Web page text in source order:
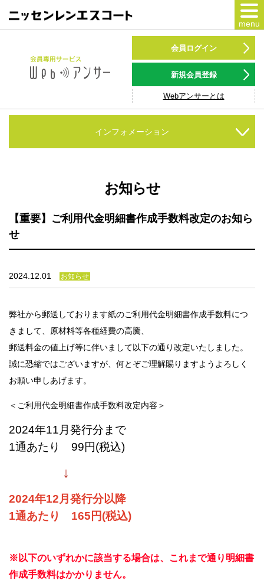
menu
カードをつかう
NSポイント
キャンペーン
サービス
加盟店のみなさま
会員ログイン
新規会員登録
Webアンサーとは
インフォメーション
お知らせ
【重要】ご利用代金明細書作成手数料改定のお知ら
せ
2024.12.01 お知らせ
弊社から郵送しております紙のご利用代金明細書作成手数料につ
きまして、原材料等各種経費の高騰、
郵送料金の値上げ等に伴いまして以下の通り改定いたしました。
誠に恐縮ではございますが、何とぞご理解賜りますようよろしく
お願い申しあげます。
＜ご利用代金明細書作成手数料改定内容＞
2024年11月発行分まで
1通あたり 99円(税込)
↓
2024年12月発行分以降
1通あたり 165円(税込)
※以下のいずれかに該当する場合は、これまで通り明細書
作成手数料はかかりません。